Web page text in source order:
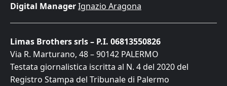
Digital ManagerIgnazio Aragona
Limas Brothers srls – P.I. 06813550826
Via R. Marturano, 48 – 90142 PALERMO
Testata giornalistica iscritta al N. 4 del 2020 del
Registro Stampa del Tribunale di Palermo